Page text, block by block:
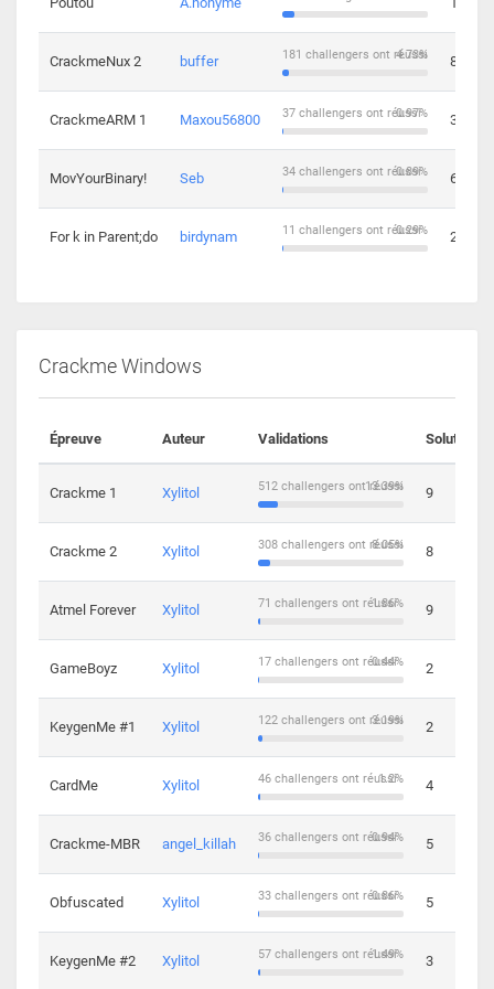
CrackmeNux 2 buffer 4.73%
181 challengers ont réussi 8
CrackmeARM 1 Maxou56800 0.97%
37 challengers ont réussi 3
MovYourBinary! Seb 0.89%
34 challengers ont réussi 6
For k in Parent;do birdynam 0.29%
11 challengers ont réussi 2
Crackme Windows
Épreuve Auteur Validations Solutions
Crackme 1 Xylitol 13.39%
512 challengers ont réussi 9
Crackme 2 Xylitol 8.05%
308 challengers ont réussi 8
Atmel Forever Xylitol 1.86%
71 challengers ont réussi 9
GameBoyz Xylitol 0.44%
17 challengers ont réussi 2
KeygenMe #1 Xylitol 3.19%
122 challengers ont réussi 2
CardMe Xylitol 1.2%
46 challengers ont réussi 4
Crackme-MBR angel_killah 0.94%
36 challengers ont réussi 5
Obfuscated Xylitol 0.86%
33 challengers ont réussi 5
KeygenMe #2 Xylitol 1.49%
57 challengers ont réussi 3